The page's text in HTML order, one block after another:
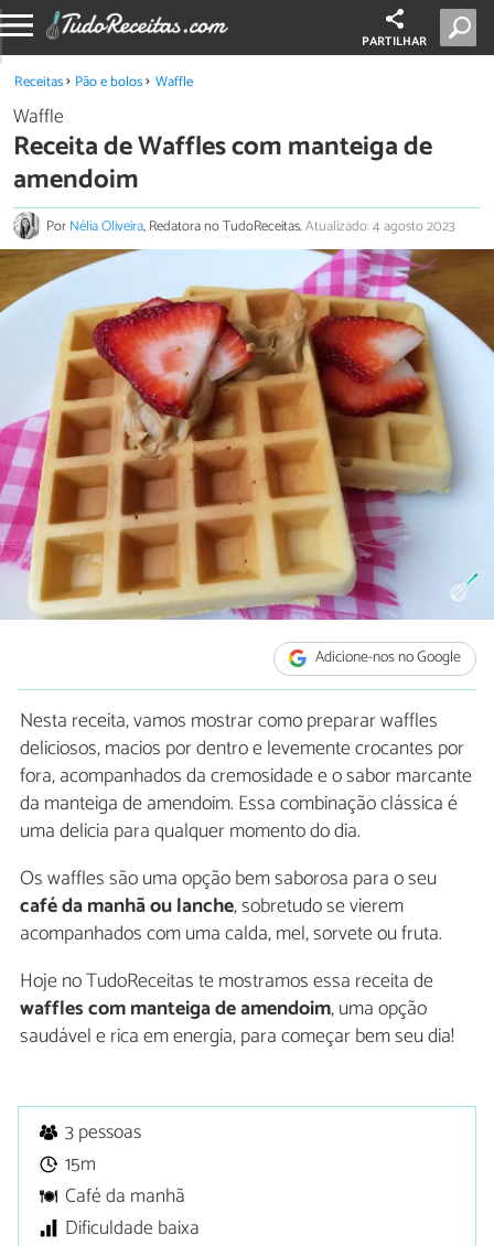
PARTILHAR
Receitas Pão e bolos Waffle
Waffle
Receita de Waffles com manteiga de
amendoim
PorNélia Oliveira, Redatora no TudoReceitas.Atualizado: 4 agosto 2023
Adicione-nos no Google
Nesta receita, vamos mostrar como preparar waffles
deliciosos, macios por dentro e levemente crocantes por
fora, acompanhados da cremosidade e o sabor marcante
da manteiga de amendoim. Essa combinação clássica é
uma delicia para qualquer momento do dia.
Os waffles são uma opção bem saborosa para o seu
café da manhã ou lanche, sobretudo se vierem
acompanhados com uma calda, mel, sorvete ou fruta.
Hoje no TudoReceitas te mostramos essa receita de
waffles com manteiga de amendoim, uma opção
saudável e rica em energia, para começar bem seu dia!
3 pessoas
15m
Café da manhã
Dificuldade baixa